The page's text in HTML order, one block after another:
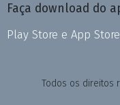
Faça download do
Play Store e App Store
Todos os direitos